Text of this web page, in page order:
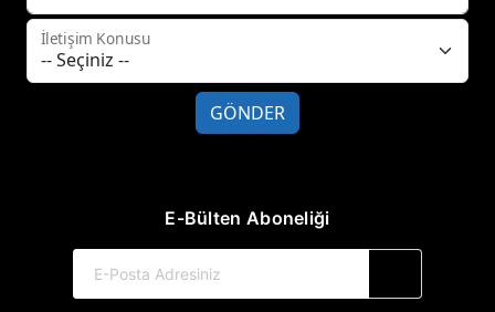
İletişim Konusu
GÖNDER
E-Bülten Aboneliği